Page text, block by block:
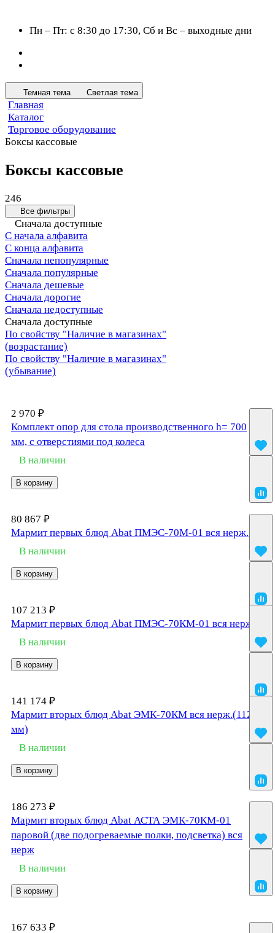
Пн – Пт: c 8:30 до 17:30, Сб и Вс – выходные дни
Темная тема Светлая тема
Главная
Каталог
Торговое оборудование
Боксы кассовые
Боксы кассовые
246
Все фильтры
Сначала доступные
С начала алфавита
С конца алфавита
Сначала непопулярные
Сначала популярные
Сначала дешевые
Сначала дорогие
Сначала недоступные
Сначала доступные
По свойству "Наличие в магазинах"
(возрастание)
По свойству "Наличие в магазинах"
(убывание)
2 970 ₽
Комплект опор для стола производственного h= 700
мм, с отверстиями под колеса
В наличии
В корзину
80 867 ₽
Мармит первых блюд Abat ПМЭС-70М-01 вся нерж.
В наличии
В корзину
107 213 ₽
Мармит первых блюд Abat ПМЭС-70КМ-01 вся нерж.
В наличии
В корзину
141 174 ₽
Мармит вторых блюд Abat ЭМК-70КМ вся нерж.(1120
мм)
В наличии
В корзину
186 273 ₽
Мармит вторых блюд Abat АСТА ЭМК-70КМ-01
паровой (две подогреваемые полки, подсветка) вся
нерж
В наличии
В корзину
167 633 ₽